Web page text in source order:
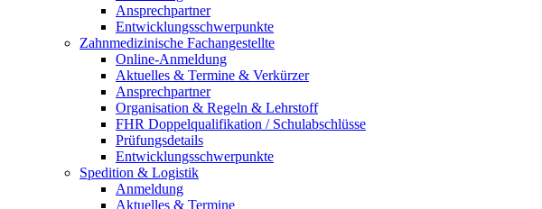
Ansprechpartner
Entwicklungsschwerpunkte
Zahnmedizinische Fachangestellte
Online-Anmeldung
Aktuelles & Termine & Verkürzer
Ansprechpartner
Organisation & Regeln & Lehrstoff
FHR Doppelqualifikation / Schulabschlüsse
Prüfungsdetails
Entwicklungsschwerpunkte
Spedition & Logistik
Anmeldung
Aktuelles & Termine